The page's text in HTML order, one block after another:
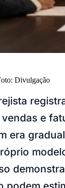
e
era
podem